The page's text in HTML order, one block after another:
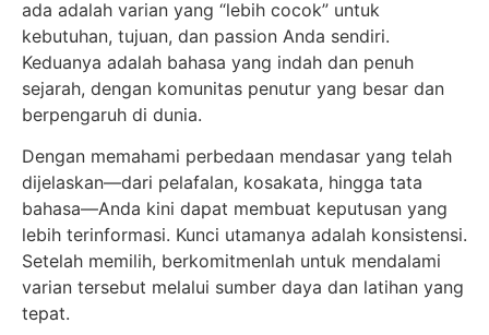
ada adalah varian yang “lebih cocok” untuk
kebutuhan, tujuan, dan passion Anda sendiri.
Keduanya adalah bahasa yang indah dan penuh
sejarah, dengan komunitas penutur yang besar dan
berpengaruh di dunia.
Dengan memahami perbedaan mendasar yang telah
dijelaskan—dari pelafalan, kosakata, hingga tata
bahasa—Anda kini dapat membuat keputusan yang
lebih terinformasi. Kunci utamanya adalah konsistensi.
Setelah memilih, berkomitmenlah untuk mendalami
varian tersebut melalui sumber daya dan latihan yang
tepat.